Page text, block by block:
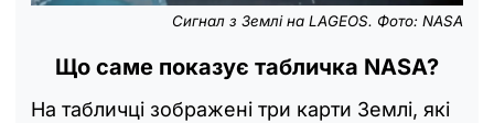
Сигнал з Землі на LAGEOS. Фото: NASA
Що саме показує табличка NASA?
На табличці зображені три карти Землі, які